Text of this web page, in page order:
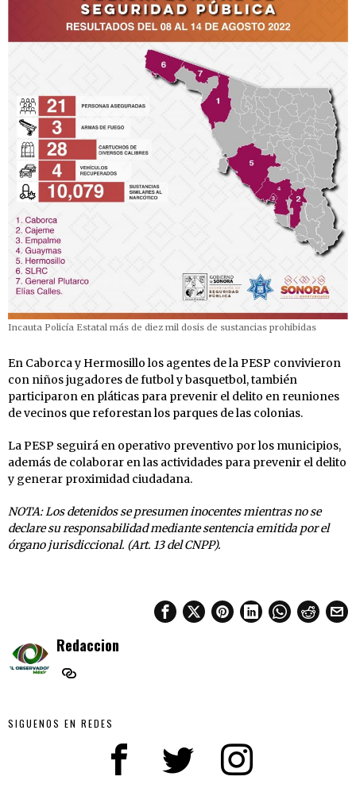
Incauta Policía Estatal más de diez mil dosis de sustancias prohibidas
En Caborca y Hermosillo los agentes de la PESP convivieron
con niños jugadores de futbol y basquetbol, también
participaron en pláticas para prevenir el delito en reuniones
de vecinos que reforestan los parques de las colonias.
La PESP seguirá en operativo preventivo por los municipios,
además de colaborar en las actividades para prevenir el delito
y generar proximidad ciudadana.
NOTA: Los detenidos se presumen inocentes mientras no se
declare su responsabilidad mediante sentencia emitida por el
órgano jurisdiccional. (Art. 13 del CNPP).
Redaccion
SIGUENOS EN REDES